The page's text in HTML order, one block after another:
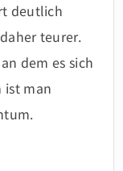
deutlich
teurer.
dem es sich
ist man